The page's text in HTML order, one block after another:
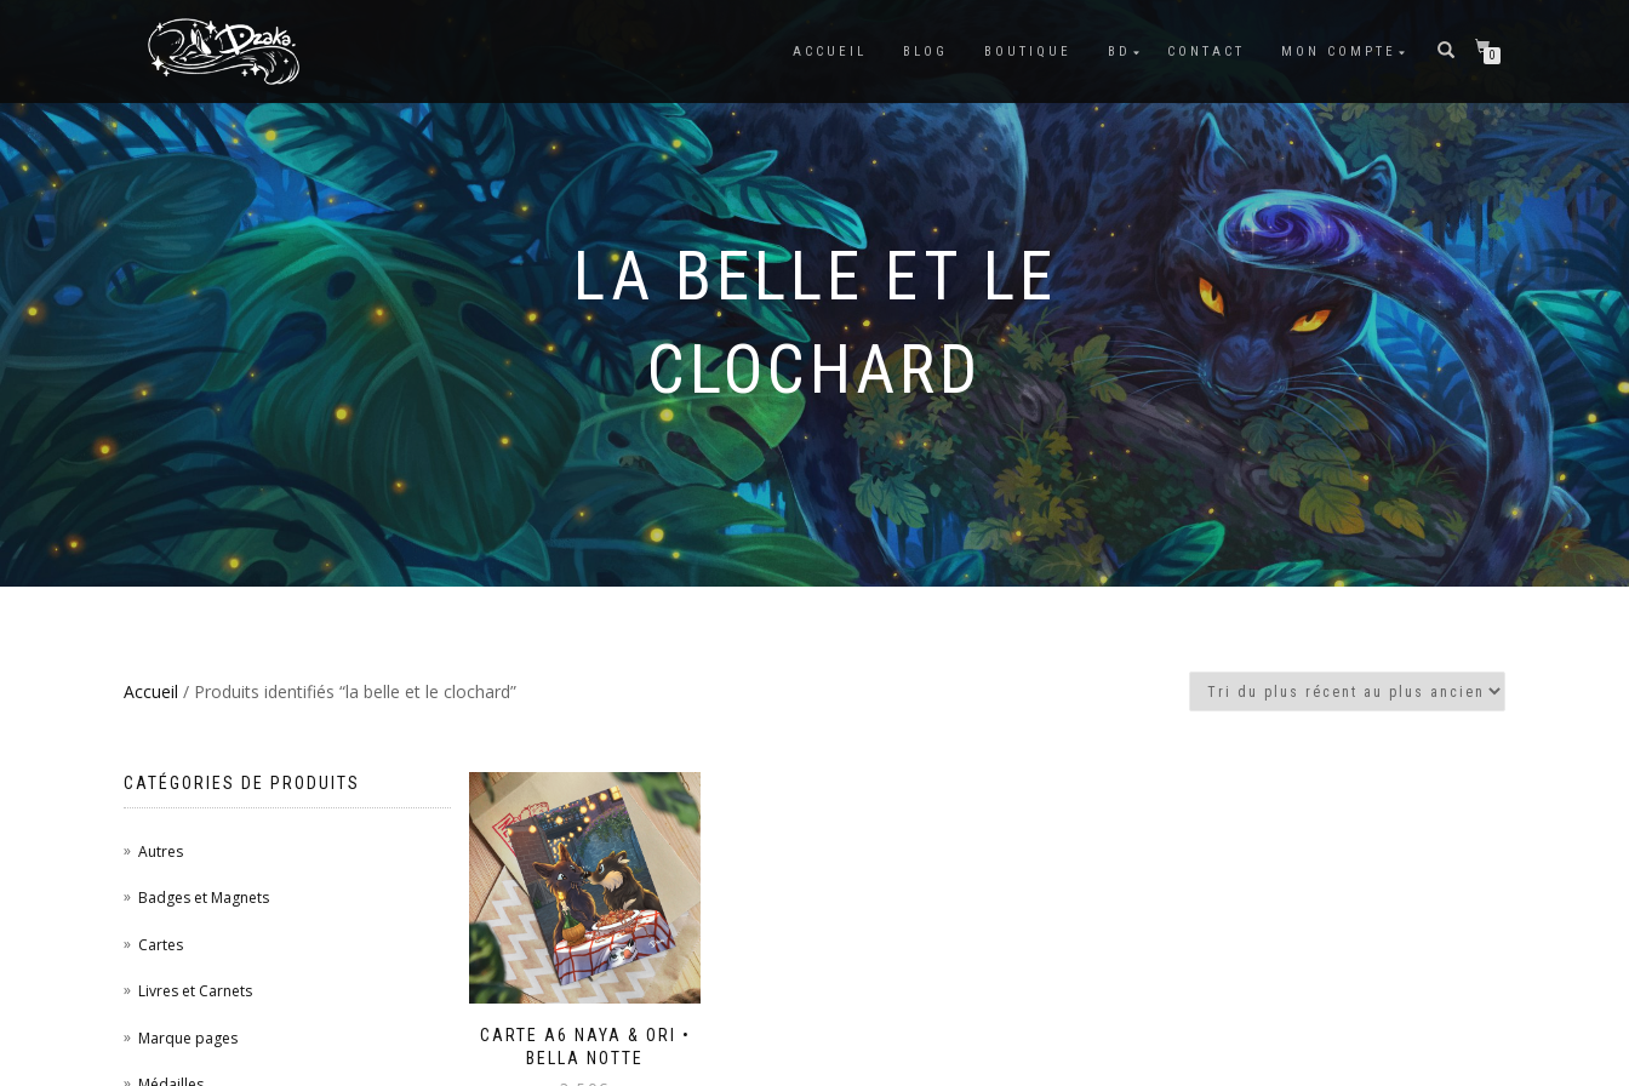
ACCUEIL BLOG BOUTIQUE BD CONTACT MON COMPTE 0
LA BELLE ET LE
CLOCHARD
Accueil / Produits identifiés “la belle et le clochard”
CARTE A6 NAYA & ORI •
BELLA NOTTE
CATÉGORIES DE PRODUITS
Autres
Badges et Magnets
Cartes
Livres et Carnets
Marque pages